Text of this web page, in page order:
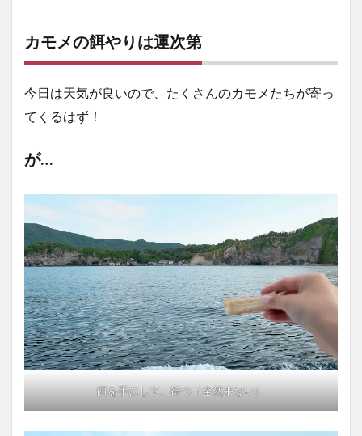
カモメの餌やりは運次第
今日は天気が良いので、たくさんのカモメたちが寄っ
てくるはず！
が…
餌を手にして、待つ（全然来ない）